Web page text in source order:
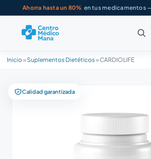
Ahorra hasta un 80% en tus medicamentos
Inicio» Suplementos Dietéticos»CARDIOLIFE
Calidad garantizada